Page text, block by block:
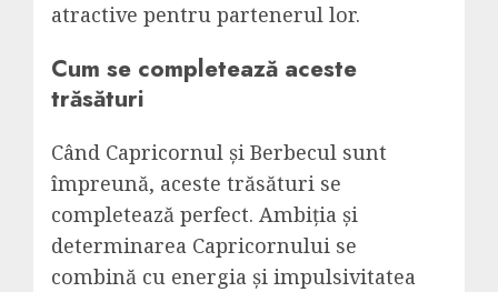
atractive pentru partenerul lor.
Cum se completează aceste
trăsături
Când Capricornul și Berbecul sunt
împreună, aceste trăsături se
completează perfect. Ambiția și
determinarea Capricornului se
combină cu energia și impulsivitatea